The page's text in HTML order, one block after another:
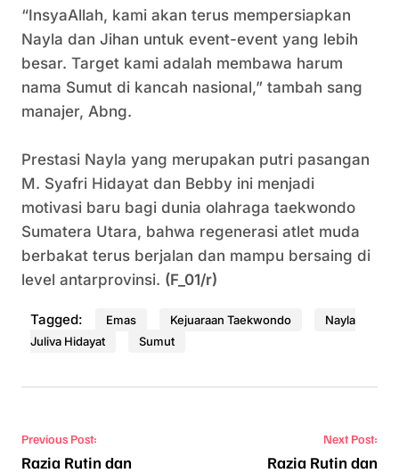
“InsyaAllah, kami akan terus mempersiapkan
Nayla dan Jihan untuk event-event yang lebih
besar. Target kami adalah membawa harum
nama Sumut di kancah nasional,” tambah sang
manajer, Abng.
Prestasi Nayla yang merupakan putri pasangan
M. Syafri Hidayat dan Bebby ini menjadi
motivasi baru bagi dunia olahraga taekwondo
Sumatera Utara, bahwa regenerasi atlet muda
berbakat terus berjalan dan mampu bersaing di
level antarprovinsi. (F_01/r)
Tagged: Emas Kejuaraan Taekwondo
Nayla
Juliva Hidayat
Sumut
Navigasi pos
Previous Post:
Razia Rutin dan
Next Post:
Razia Rutin dan